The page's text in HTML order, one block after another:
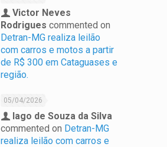
Victor Neves
Rodrigues commented on
Detran-MG realiza leilão
com carros e motos a partir
de R$ 300 em Cataguases e
região.
05/04/2026
Iago de Souza da Silva
commented on Detran-MG
realiza leilão com carros e